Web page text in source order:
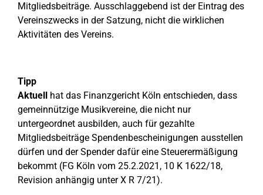
Mitgliedsbeiträge. Ausschlaggebend ist der Eintrag des
Vereinszwecks in der Satzung, nicht die wirklichen
Aktivitäten des Vereins.
Tipp
Aktuell hat das Finanzgericht Köln entschieden, dass
gemeinnützige Musikvereine, die nicht nur
untergeordnet ausbilden, auch für gezahlte
Mitgliedsbeiträge Spendenbescheinigungen ausstellen
dürfen und der Spender dafür eine Steuerermäßigung
bekommt (FG Köln vom 25.2.2021, 10 K 1622/18,
Revision anhängig unter X R 7/21).